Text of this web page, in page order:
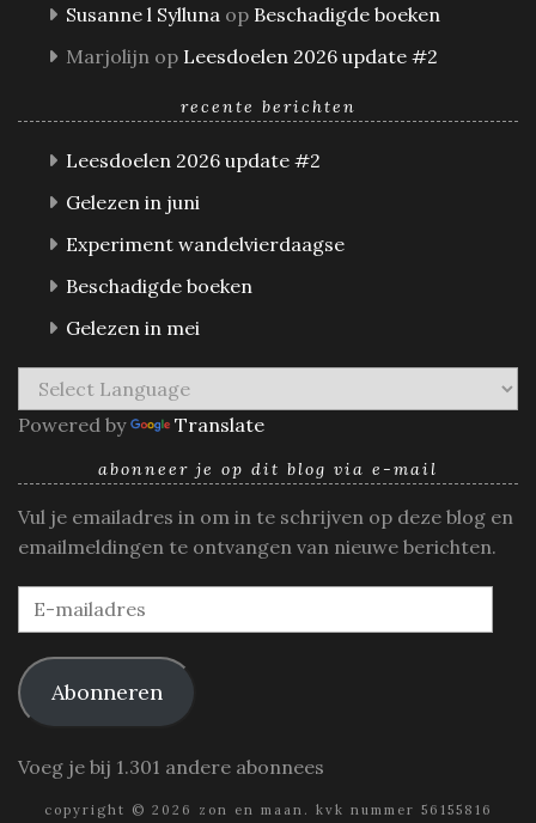
Susanne l Sylluna op Beschadigde boeken
Marjolijn op Leesdoelen 2026 update #2
recente berichten
Leesdoelen 2026 update #2
Gelezen in juni
Experiment wandelvierdaagse
Beschadigde boeken
Gelezen in mei
Powered by Translate
abonneer je op dit blog via e-mail
Vul je emailadres in om in te schrijven op deze blog en
emailmeldingen te ontvangen van nieuwe berichten.
E-
mailadres
Abonneren
Voeg je bij 1.301 andere abonnees
copyright © 2026 zon en maan. kvk nummer 56155816